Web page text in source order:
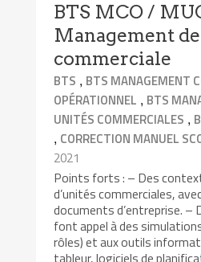
BTS MCO /
Management
commerciale
BTS , BTS MANAGEMENT
OPÉRATIONNEL , BTS
UNITÉS COMMERCIALES ,
, CORRECTION MANUEL
2021
Points forts : – Des
d’unités commerciales,
documents d’entreprise. –
font appel à des
rôles) et aux outils